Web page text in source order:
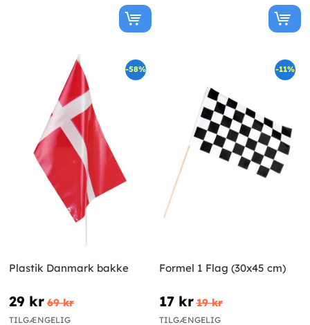
-58%
Plastik Danmark bakke
29 kr 69 kr
TILGÆNGELIG
-11%
Formel 1 Flag (30x45 cm)
17 kr 19 kr
TILGÆNGELIG